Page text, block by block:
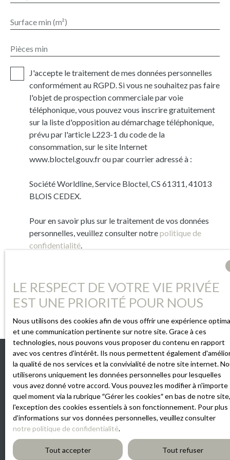
Surface min (m²)
Pièces min
J'accepte le traitement de mes données personnelles
conformément au RGPD. Si vous ne souhaitez pas faire
l'objet de prospection commerciale par voie
téléphonique, vous pouvez vous inscrire gratuitement
sur la liste d'opposition au démarchage téléphonique,
prévu par l'article L223-1 du code de la
consommation, sur le site Internet
www.bloctel.gouv.fr ou par courrier adressé à :
Société Worldline, Service Bloctel, CS 61311, 41013
BLOIS CEDEX.
Pour en savoir plus sur le traitement de vos données
personnelles, veuillez consulter notrepolitique de
confidentialité.
Recevoir des annonces
INFORMATIONS
Nos honoraires
Mentions légales
Politique de confidentialité
Gérer les cookies
LE RESPECT DE VOTRE VIE PRIVÉE
EST UNE PRIORITÉ POUR NOUS
Nous utilisons des cookies afin de vous offrir une expérience
et une communication pertinente sur notre site. Grace à ces
technologies, nous pouvons vous proposer du contenu en rapport
avec vos centres d'intérêt. Ils nous permettent également
la qualité de nos services et la convivialité de notre site internet.
utiliserons uniquement les données personnelles pour lesquelles
vous avez donné votre accord. Vous pouvez les modifier à n'importe
quel moment via la rubrique ″Gérer les cookies″ en bas de notre
l'exception des cookies essentiels à son fonctionnement. Pour plus
d'informations sur vos données personnelles, veuillez consulter
notre politique de confidentialité.
Tout accepter Tout refuser